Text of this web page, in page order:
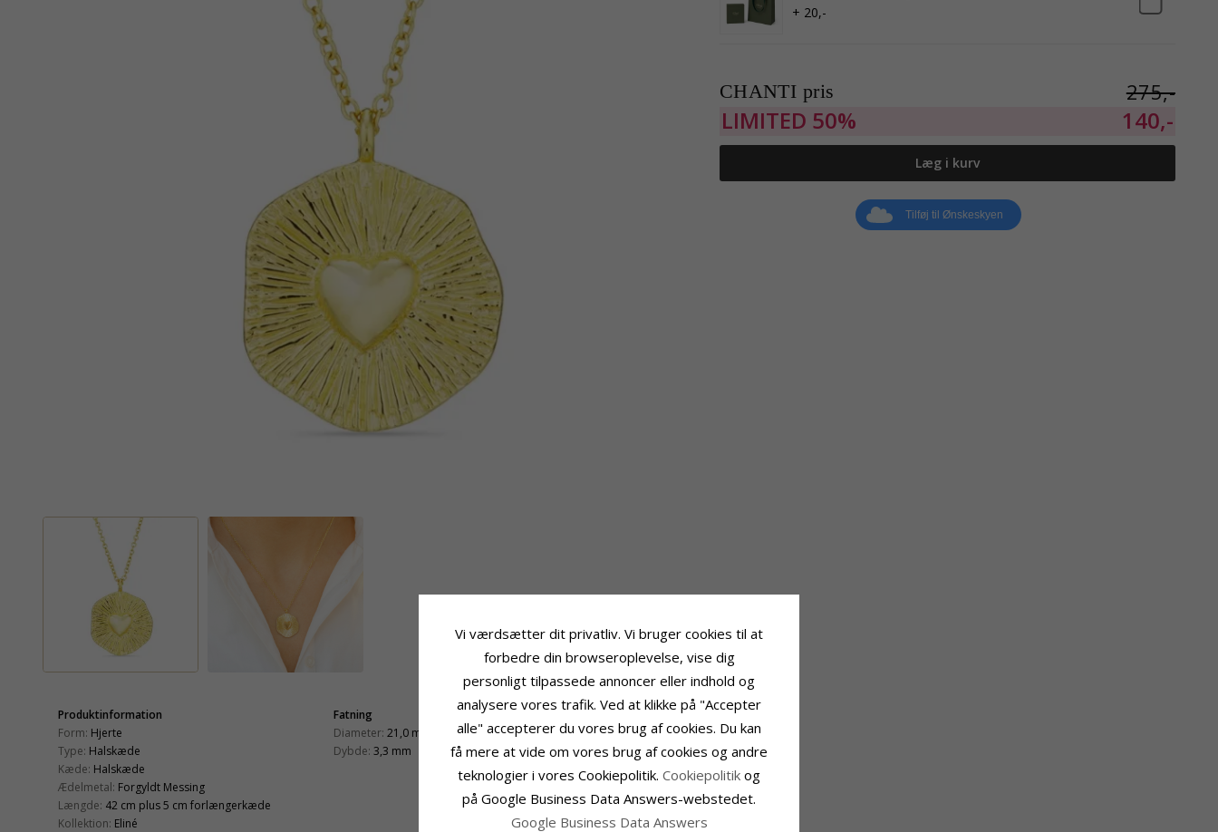
+ 20,-
CHANTI pris 275,-
LIMITED 50% 140,-
Læg i kurv
Tilføj til Ønskeskyen
Produktinformation
Form: Hjerte
Type: Halskæde
Kæde: Halskæde
Ædelmetal: Forgyldt Messing
Længde: 42 cm plus 5 cm forlængerkæde
Kollektion: Eliné
Fatning
Diameter: 21,0 mm
Dybde: 3,3 mm
Leveringstid
Leveringstid:2-3 Hverdage
Vi værdsætter dit privatliv. Vi bruger cookies til at
forbedre din browseroplevelse, vise dig
personligt tilpassede annoncer eller indhold og
analysere vores trafik. Ved at klikke på "Accepter
alle" accepterer du vores brug af cookies. Du kan
få mere at vide om vores brug af cookies og andre
teknologier i vores Cookiepolitik. Cookiepolitik og
på Google Business Data Answers-webstedet.
Google Business Data Answers